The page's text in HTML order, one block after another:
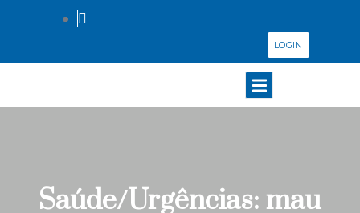
LOGIN
Saúde/Urgências: mau